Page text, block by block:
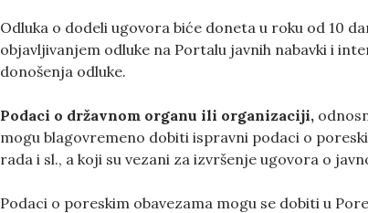
Odluka o dodeli ugovora biće doneta u roku od 10
objavljivanjem odluke na Portalu javnih nabavki i
donošenja odluke.
Podaci o državnom organu ili organizaciji,
mogu blagovremeno dobiti ispravni podaci o
rada i sl., a koji su vezani za izvršenje ugovora o
Podaci o poreskim obavezama mogu se dobiti u